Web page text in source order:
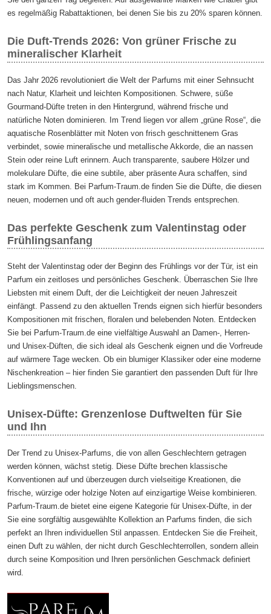
es regelmäßig Rabattaktionen, bei denen Sie bis zu 20% sparen können.
Die Duft-Trends 2026: Von grüner Frische zu
mineralischer Klarheit
Das Jahr 2026 revolutioniert die Welt der Parfums mit einer Sehnsucht
nach Natur, Klarheit und leichten Kompositionen. Schwere, süße
Gourmand-Düfte treten in den Hintergrund, während frische und
natürliche Noten dominieren. Im Trend liegen vor allem „grüne Rose“, die
aquatische Rosenblätter mit Noten von frisch geschnittenem Gras
verbindet, sowie mineralische und metallische Akkorde, die an nassen
Stein oder reine Luft erinnern. Auch transparente, saubere Hölzer und
molekulare Düfte, die eine subtile, aber präsente Aura schaffen, sind
stark im Kommen. Bei Parfum-Traum.de finden Sie die Düfte, die diesen
neuen, modernen und oft auch gender-fluiden Trends entsprechen.
Das perfekte Geschenk zum Valentinstag oder
Frühlingsanfang
Steht der Valentinstag oder der Beginn des Frühlings vor der Tür, ist ein
Parfum ein zeitloses und persönliches Geschenk. Überraschen Sie Ihre
Liebsten mit einem Duft, der die Leichtigkeit der neuen Jahreszeit
einfängt. Passend zu den aktuellen Trends eignen sich hierfür besonders
Kompositionen mit frischen, floralen und belebenden Noten. Entdecken
Sie bei Parfum-Traum.de eine vielfältige Auswahl an Damen-, Herren-
und Unisex-Düften, die sich ideal als Geschenk eignen und die Vorfreude
auf wärmere Tage wecken. Ob ein blumiger Klassiker oder eine moderne
Nischenkreation – hier finden Sie garantiert den passenden Duft für Ihre
Lieblingsmenschen.
Unisex-Düfte: Grenzenlose Duftwelten für Sie
und Ihn
Der Trend zu Unisex-Parfums, die von allen Geschlechtern getragen
werden können, wächst stetig. Diese Düfte brechen klassische
Konventionen auf und überzeugen durch vielseitige Kreationen, die
frische, würzige oder holzige Noten auf einzigartige Weise kombinieren.
Parfum-Traum.de bietet eine eigene Kategorie für Unisex-Düfte, in der
Sie eine sorgfältig ausgewählte Kollektion an Parfums finden, die sich
perfekt an Ihren individuellen Stil anpassen. Entdecken Sie die Freiheit,
einen Duft zu wählen, der nicht durch Geschlechterrollen, sondern allein
durch seine Komposition und Ihren persönlichen Geschmack definiert
wird.